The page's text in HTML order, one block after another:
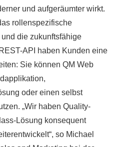
und aufgeräumter wirkt.
rollenspezifische
die zukunftsfähige
API haben Kunden eine
Sie können QM Web
oder einen selbst
„Wir haben Quality-
Lösung konsequent
so Michael